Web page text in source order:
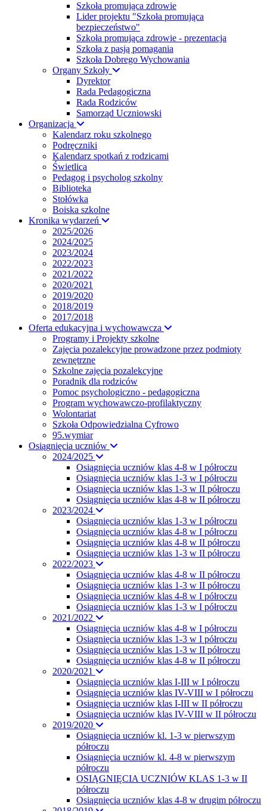
Szkoła promująca zdrowie
Lider projektu "Szkoła promująca
bezpieczeństwo"
Szkoła promująca zdrowie - prezentacja
Szkoła z pasją pomagania
Szkoła Dobrego Wychowania
Organy Szkoły
Dyrektor
Rada Pedagogiczna
Rada Rodziców
Samorząd Uczniowski
Organizacja
Kalendarz roku szkolnego
Podręczniki
Kalendarz spotkań z rodzicami
Świetlica
Pedagog i psycholog szkolny
Biblioteka
Stołówka
Boiska szkolne
Kronika wydarzeń
2025/2026
2024/2025
2023/2024
2022/2023
2021/2022
2020/2021
2019/2020
2018/2019
2017/2018
Oferta edukacyjna i wychowawcza
Programy i Projekty szkolne
Zajęcia pozalekcyjne prowadzone przez podmioty
zewnętrzne
Szkolne zajęcia pozalekcyjne
Poradnik dla rodziców
Pomoc psychologiczno - pedagogiczna
Program wychowawczo-profilaktyczny
Wolontariat
Szkoła Odpowiedzialna Cyfrowo
95.wymiar
Osiągnięcia uczniów
2024/2025
Osiągnięcia uczniów klas 4-8 w I półroczu
Osiągnięcia uczniów klas 1-3 w I półroczu
Osiągnięcia uczniów klas 1-3 w II półroczu
Osiągnięcia uczniów klas 4-8 w II półroczu
2023/2024
Osiągnięcia uczniów klas 1-3 w I półroczu
Osiągnięcia uczniów klas 4-8 w I półroczu
Osiągnięcia uczniów klas 4-8 w II półroczu
Osiągnięcia uczniów klas 1-3 w II półroczu
2022/2023
Osiągnięcia uczniów klas 4-8 w II półroczu
Osiągnięcia uczniów klas 1-3 w II półroczu
Osiągnięcia uczniów klas 4-8 w I półroczu
Osiągnięcia uczniów klas 1-3 w I półroczu
2021/2022
Osiągnięcia uczniów klas 4-8 w I półroczu
Osiągnięcia uczniów klas 1-3 w I półroczu
Osiągnięcia uczniów klas 1-3 w II półroczu
Osiągnięcia uczniów klas 4-8 w II półroczu
2020/2021
Osiągnięcia uczniów klas I-III w I półroczu
Osiągnięcia uczniów klas IV-VIII w I półroczu
Osiągnięcia uczniów klas I-III w II półroczu
Osiągnięcia uczniów klas IV-VIII w II półroczu
2019/2020
Osiągnięcia uczniów kl. 1-3 w pierwszym
półroczu
Osiągnięcia uczniów kl. 4-8 w pierwszym
półroczu
OSIĄGNIĘCIA UCZNIÓW KLAS 1-3 w II
półroczu
Osiągnięcia uczniów klas 4-8 w drugim półroczu